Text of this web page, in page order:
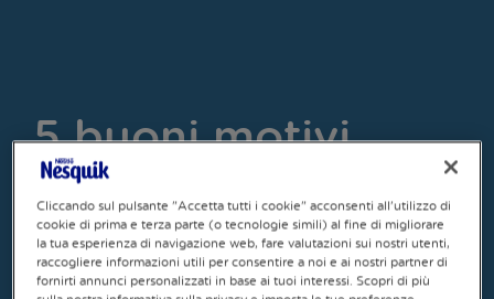
5 buoni motivi
per bere Nesquik
Il latte è fondamentale per la colazione di ogni
bambino, ma non sempre è gradito. Nesquik è il miglior
alleato delle mamme che vogliono il meglio per una
crescita sana e un benessere quotidiano.
Cliccando sul pulsante "Accetta tutti i cookie" acconsenti all'utilizzo di
cookie di prima e terza parte (o tecnologie simili) al fine di migliorare
la tua esperienza di navigazione web, fare valutazioni sui nostri utenti,
raccogliere informazioni utili per consentire a noi e ai nostri partner di
fornirti annunci personalizzati in base ai tuoi interessi. Scopri di più